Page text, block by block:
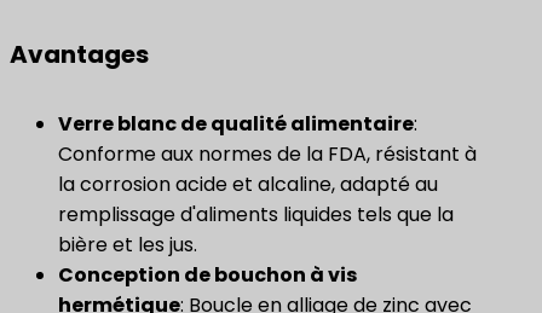
Avantages
Verre blanc de qualité alimentaire:
Conforme aux normes de la FDA, résistant à
la corrosion acide et alcaline, adapté au
remplissage d'aliments liquides tels que la
bière et les jus.
Conception de bouchon à vis
hermétique: Boucle en alliage de zinc avec